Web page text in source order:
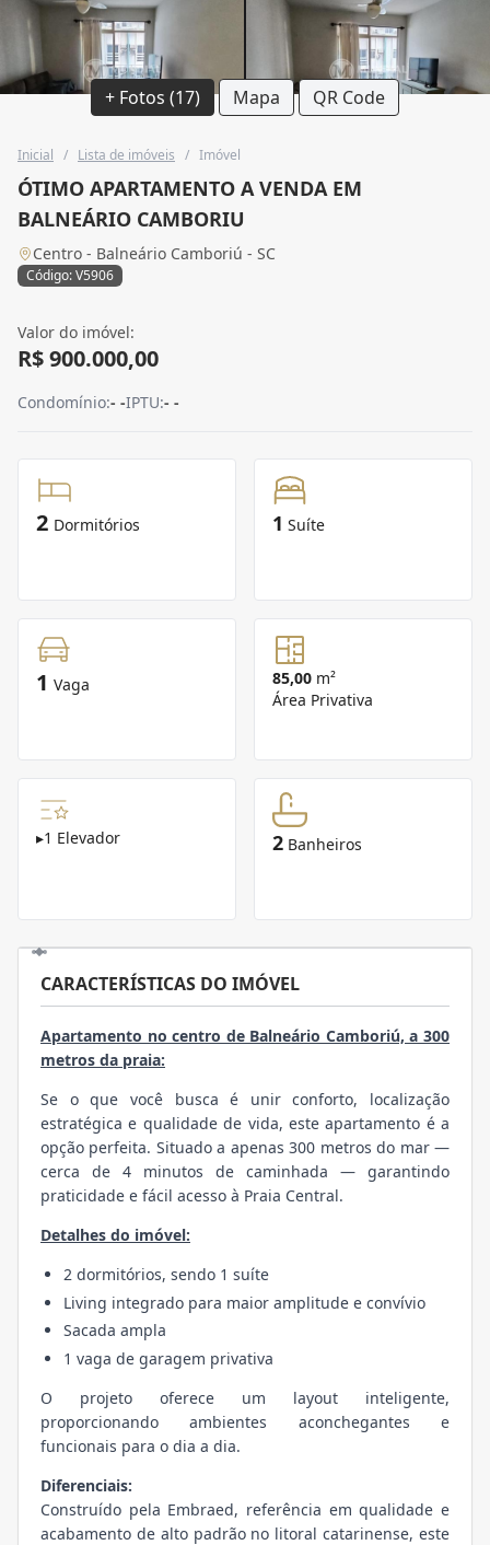
+ Fotos (17) Mapa QR Code
Inicial / Lista de imóveis / Imóvel
ÓTIMO APARTAMENTO A VENDA EM
BALNEÁRIO CAMBORIU
Centro - Balneário Camboriú - SC
Código: V5906
Valor do imóvel:
R$ 900.000,00
Condomínio:- -IPTU:- -
2 Dormitórios 1 Suíte
1 Vaga 85,00 m²
Área Privativa
▸1 Elevador 2 Banheiros
CARACTERÍSTICAS DO IMÓVEL
Apartamento no centro de Balneário Camboriú, a 300
metros da praia:
Se o que você busca é unir conforto, localização
estratégica e qualidade de vida, este apartamento é a
opção perfeita. Situado a apenas 300 metros do mar —
cerca de 4 minutos de caminhada — garantindo
praticidade e fácil acesso à Praia Central.
Detalhes do imóvel:
2 dormitórios, sendo 1 suíte
Living integrado para maior amplitude e convívio
Sacada ampla
1 vaga de garagem privativa
O projeto oferece um layout inteligente,
proporcionando ambientes aconchegantes e
funcionais para o dia a dia.
Diferenciais:
Construído pela Embraed, referência em qualidade e
acabamento de alto padrão no litoral catarinense, este